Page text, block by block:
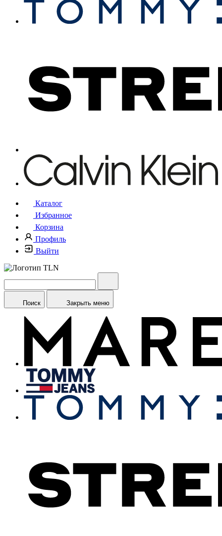
Каталог
Избранное
Корзина
Профиль
Выйти
Поиск Закрыть меню